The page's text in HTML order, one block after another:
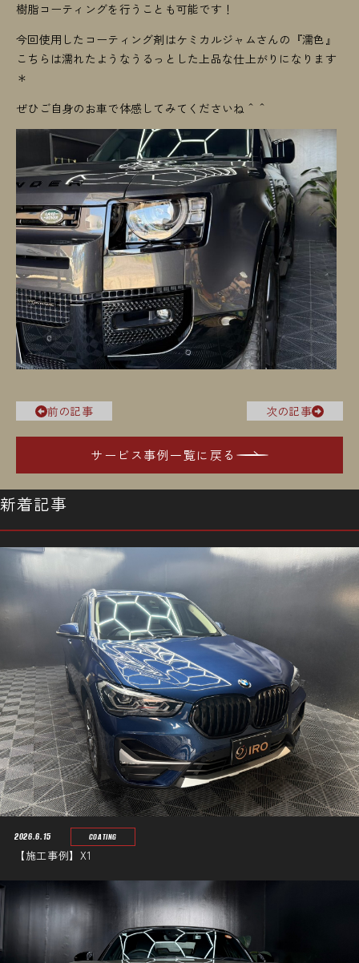
樹脂コーティングを行うことも可能です！
今回使用したコーティング剤はケミカルジャムさんの『濡色』
こちらは濡れたようなうるっとした上品な仕上がりになります
＊
ぜひご自身のお車で体感してみてくださいね＾＾
前の記事 次の記事
サービス事例一覧に戻る
新着記事
2026.6.15 COATING
【施工事例】X1